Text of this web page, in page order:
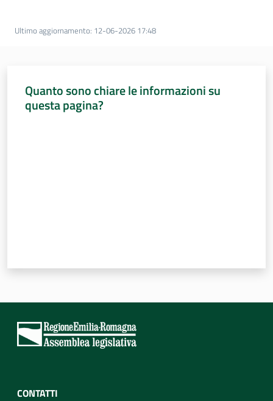
Menu selezionato
Per i cittadini
Ultimo aggiornamento: 12-06-2026 17:48
Quanto sono chiare le informazioni su
questa pagina?
CONTATTI